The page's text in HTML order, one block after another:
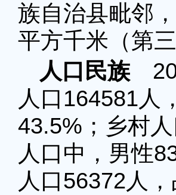
族自治县毗邻
平方千米（第
人口民族
人口164581人
43.5%；乡村
人口中，男性
人口56372人